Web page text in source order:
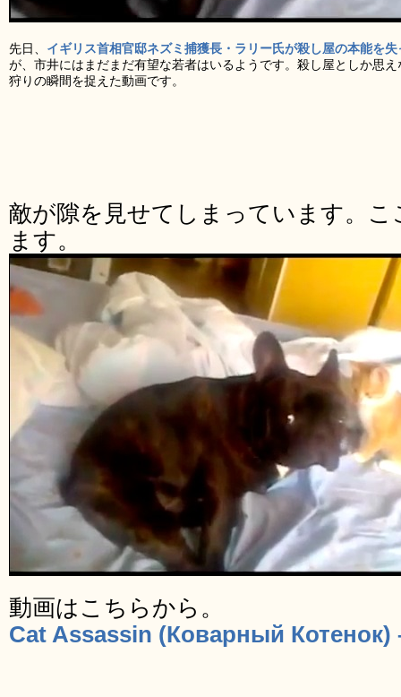
先日、 イギリス首相官邸ネズミ捕獲長・ラリー氏が殺し屋の本能を
が、市井にはまだまだ有望な若者はいるようです。殺し屋としか思
狩りの瞬間を捉えた動画です。
敵が隙を見せてしまっています。
ます。
動画はこちらから。
Cat Assassin (Коварный Котенок)